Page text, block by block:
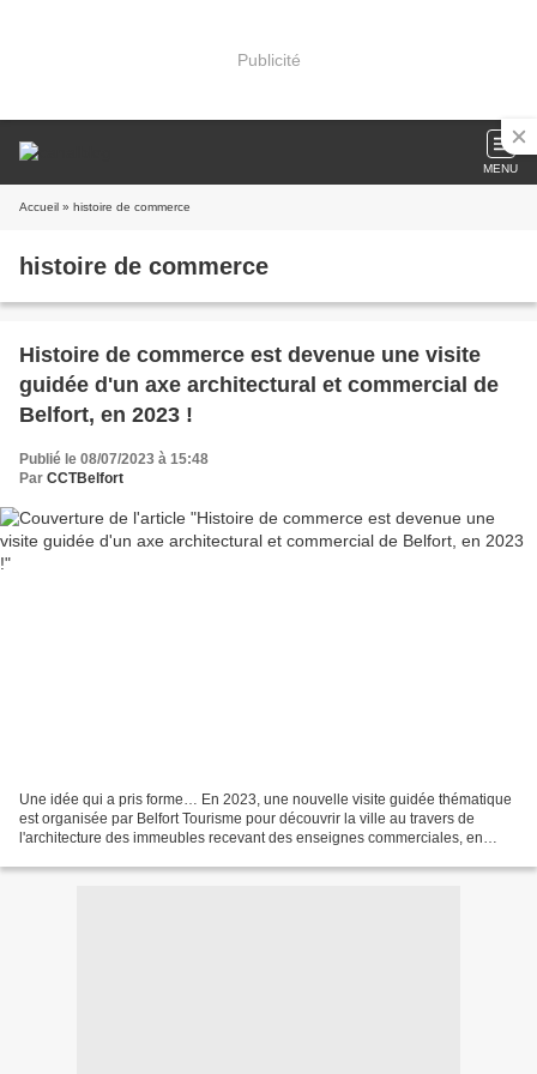
Publicité
MENU
Accueil » histoire de commerce
histoire de commerce
Histoire de commerce est devenue une visite
guidée d'un axe architectural et commercial de
Belfort, en 2023 !
Publié le 08/07/2023 à 15:48
Par CCTBelfort
Une idée qui a pris forme… En 2023, une nouvelle visite guidée thématique
est organisée par Belfort Tourisme pour découvrir la ville au travers de
l'architecture des immeubles recevant des enseignes commerciales, en